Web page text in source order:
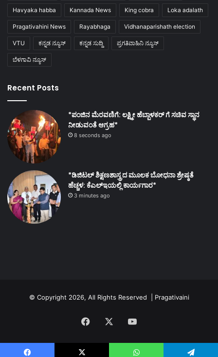
Havyaka habba Kannada News King cobra Loka adalath
Pragativahini News Rayabhaga Vidhanaparishath election
VTU ಕನ್ನಡ ನ್ಯೂಸ್ ಕನ್ನಡ ಸುದ್ದಿ ಪ್ರಗತಿವಾಹಿನಿ ನ್ಯೂಸ್
ಬೆಳಗಾವಿ ನ್ಯೂಸ್
Recent Posts
*ಪಂಜಿನ ಮೆರವಣಿಗೆ: ಲಕ್ಷ್ಮೀ ಹೆಬ್ಬಾಳಕರ್ ಗೆ ಸಚಿವ ಸ್ಥಾನ
ನೀಡುವಂತೆ ಆಗ್ರಹ*
8 seconds ago
*ಡಿಜಿಟಲ್ ಶಿಕ್ಷಣಶಾಸ್ತ್ರದ ಮೂಲಕ ಬೋಧನಾ ಶ್ರೇಷ್ಠತೆ
ಹೆಚ್ಚಳ: ಕೆಎಲ್ಇಯಲ್ಲಿ ಕಾರ್ಯಗಾರ*
3 minutes ago
© Copyright 2026, All Rights Reserved | Pragativaini
Facebook YouTube